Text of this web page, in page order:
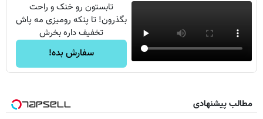
تابستون رو خنک و راحت
بگذرون! تا پنکه رومیزی مه پاش
تخفیف داره بخرش
سفارش بده!
مطالب پیشنهادی